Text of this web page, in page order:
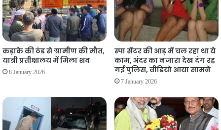
कड़ाके की ठंड से ग्रामीण की मौत,
यात्री प्रतीक्षालय में मिला शव
8 January 2026
स्पा सेंटर की आड़ में चल रहा था ये
काम, अंदर का नजारा देख दंग रह
गई पुलिस, वीडियो आया सामने
7 January 2026